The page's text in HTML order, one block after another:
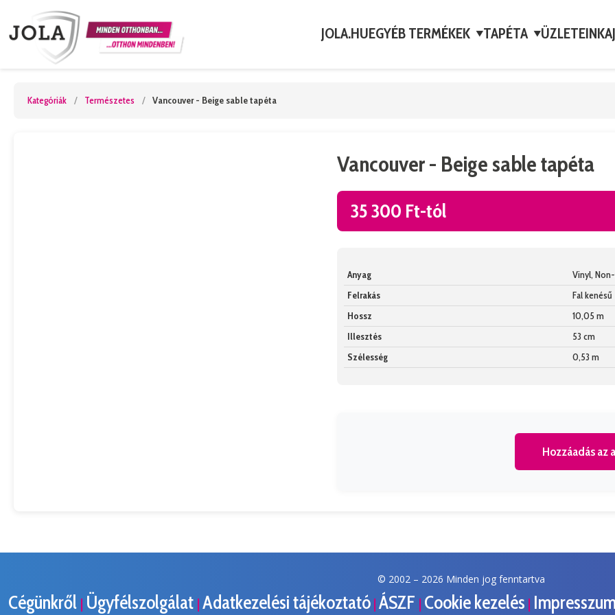
JOLA.HUEGYÉB TERMÉKEK ▼TAPÉTA ▼ÜZLETEINK
Kategóriák / Természetes / Vancouver - Beige sable tapéta
Vancouver - Beige sable tapéta
35 300 Ft-tól
Anyag
Vinyl,
Felrakás
Fal kenésű
Hossz
10,05 m
Illesztés
53 cm
Szélesség
0,53 m
Hozzáadás az
© 2002 – 2026 Minden jog fenntartva
Cégünkről | Ügyfélszolgálat | Adatkezelési tájékoztató | ÁSZF | Cookie kezelés |